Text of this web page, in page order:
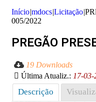
Início|mdocs|Licitação|
005/2022
PREGÃO
19 Downloads
Última Atualiz.: 17-
Descrição